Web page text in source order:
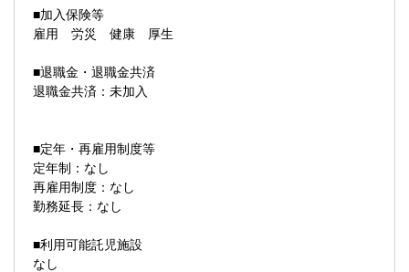
■加入保険等
雇用 労災 健康 厚生
■退職金・退職金共済
退職金共済：未加入
■定年・再雇用制度等
定年制：なし
再雇用制度：なし
勤務延長：なし
■利用可能託児施設
なし